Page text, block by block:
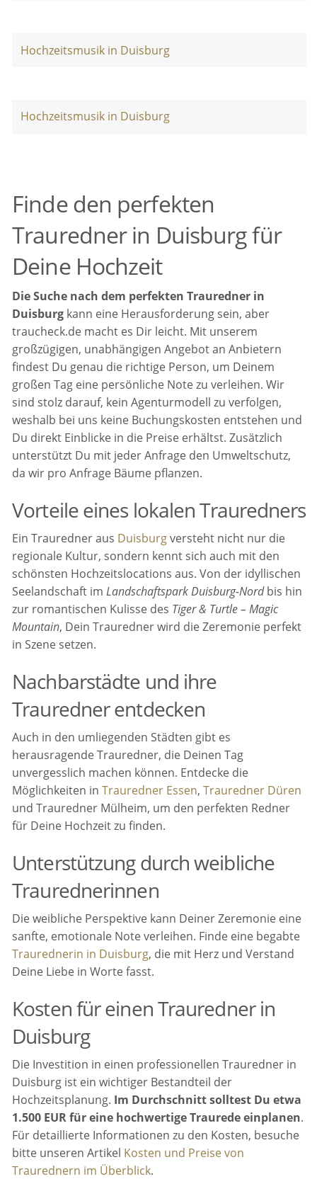
Hochzeitsmusik in Duisburg
Hochzeitsmusik in Duisburg
Finde den perfekten
Trauredner in Duisburg für
Deine Hochzeit
Die Suche nach dem perfekten Trauredner in
Duisburg kann eine Herausforderung sein, aber
traucheck.de macht es Dir leicht. Mit unserem
großzügigen, unabhängigen Angebot an Anbietern
findest Du genau die richtige Person, um Deinem
großen Tag eine persönliche Note zu verleihen. Wir
sind stolz darauf, kein Agenturmodell zu verfolgen,
weshalb bei uns keine Buchungskosten entstehen und
Du direkt Einblicke in die Preise erhältst. Zusätzlich
unterstützt Du mit jeder Anfrage den Umweltschutz,
da wir pro Anfrage Bäume pflanzen.
Vorteile eines lokalen Trauredners
Ein Trauredner aus Duisburgversteht nicht nur die
regionale Kultur, sondern kennt sich auch mit den
schönsten Hochzeitslocations aus. Von der idyllischen
Seelandschaft imLandschaftspark Duisburg-Nordbis hin
zur romantischen Kulisse des Tiger & Turtle – Magic
Mountain, Dein Trauredner wird die Zeremonie perfekt
in Szene setzen.
Nachbarstädte und ihre
Trauredner entdecken
Auch in den umliegenden Städten gibt es
herausragende Trauredner, die Deinen Tag
unvergesslich machen können. Entdecke die
Möglichkeiten inTrauredner Essen,Trauredner Düren
und Trauredner Mülheim, um den perfekten Redner
für Deine Hochzeit zu finden.
Unterstützung durch weibliche
Traurednerinnen
Die weibliche Perspektive kann Deiner Zeremonie eine
sanfte, emotionale Note verleihen. Finde eine begabte
Traurednerin in Duisburg, die mit Herz und Verstand
Deine Liebe in Worte fasst.
Kosten für einen Trauredner in
Duisburg
Die Investition in einen professionellen Trauredner in
Duisburg ist ein wichtiger Bestandteil der
Hochzeitsplanung. Im Durchschnitt solltest Du etwa
1.500 EUR für eine hochwertige Traurede einplanen.
Für detaillierte Informationen zu den Kosten, besuche
bitte unseren Artikel Kosten und Preise von
Traurednern im Überblick.